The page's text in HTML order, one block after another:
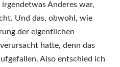
Anderes war,
Und das, obwohl, wie
der eigentlichen
hatte, denn das
Also entschied ich